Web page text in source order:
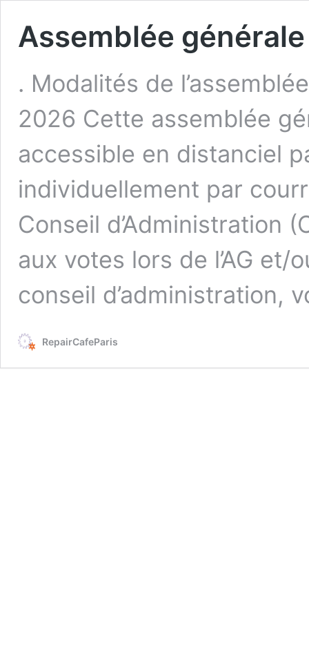
Assemblée générale
. Modalités de
2026 Cette assemblée
accessible en distanciel
individuellement par
Conseil d’Administration
aux votes lors de l’AG
conseil d’administration,
RepairCafeParis